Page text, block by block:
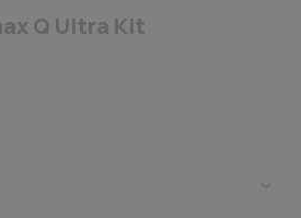
Q Ultra Kit